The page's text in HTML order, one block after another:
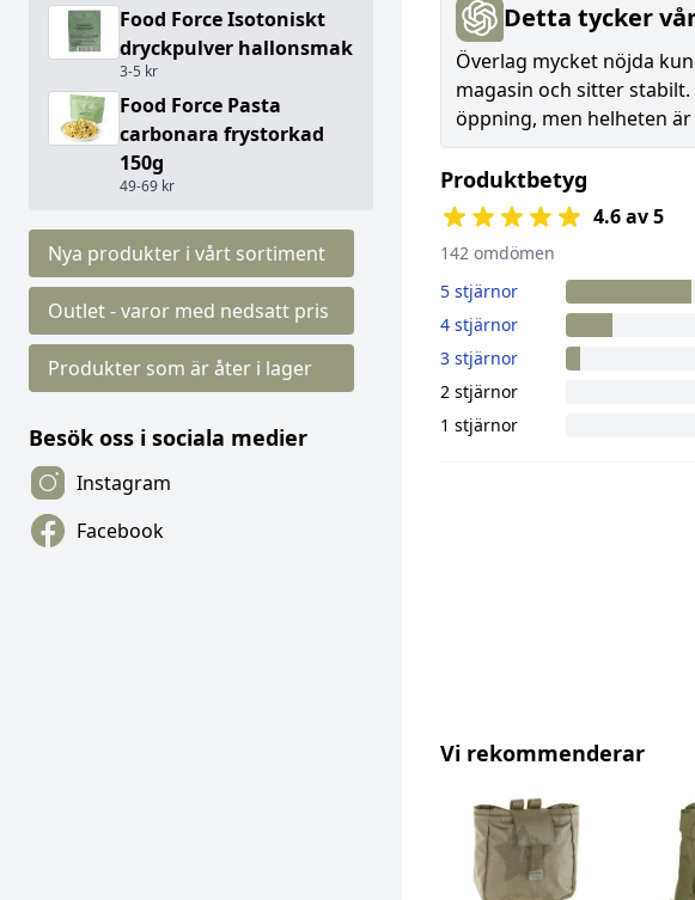
Food Force Isotoniskt
dryckpulver hallonsmak
3-5 kr
Food Force Pasta
carbonara frystorkad
150g
49-69 kr
Nya produkter i vårt sortiment
Outlet - varor med nedsatt pris
Produkter som är åter i lager
Besök oss i sociala medier
Instagram
Facebook
Detta tycker
Överlag mycket nöjda
magasin och sitter
öppning, men helheten
Produktbetyg
4.6 av 5
142 omdömen
5 stjärnor
4 stjärnor
3 stjärnor
2 stjärnor
1 stjärnor
Vi rekommenderar